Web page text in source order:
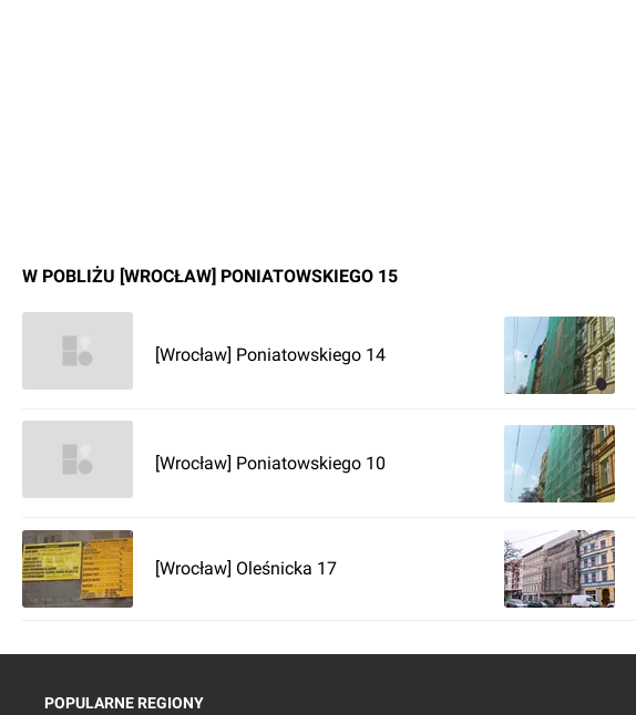
W POBLIŻU [WROCŁAW] PONIATOWSKIEGO 15
[Wrocław] Poniatowskiego 14
[Wrocław] Poniatowskiego 10
[Wrocław] Oleśnicka 17
POPULARNE REGIONY